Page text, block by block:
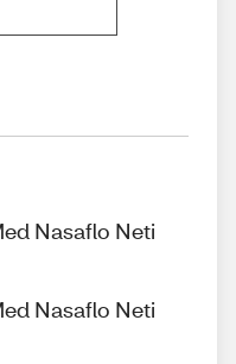
Nasaflo Neti
Nasaflo Neti